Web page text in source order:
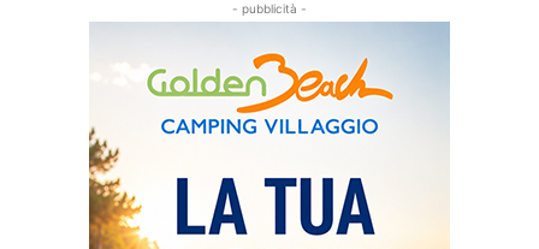
- pubblicità -